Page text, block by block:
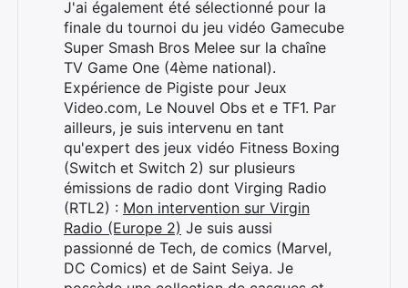
J'ai également été sélectionné pour la
finale du tournoi du jeu vidéo Gamecube
Super Smash Bros Melee sur la chaîne
TV Game One (4ème national).
Expérience de Pigiste pour Jeux
Video.com, Le Nouvel Obs et e TF1. Par
ailleurs, je suis intervenu en tant
qu'expert des jeux vidéo Fitness Boxing
(Switch et Switch 2) sur plusieurs
émissions de radio dont Virging Radio
(RTL2) : Mon intervention sur Virgin
Radio (Europe 2) Je suis aussi
passionné de Tech, de comics (Marvel,
DC Comics) et de Saint Seiya. Je
Rechercher
: